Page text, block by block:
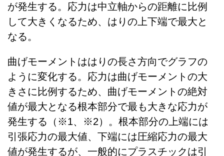
が発生する。応力は中立軸からの距離に比例
して大きくなるため、はりの上下端で最大と
なる。
曲げモーメントははりの長さ方向でグラフの
ように変化する。応力は曲げモーメントの大
きさに比例するため、曲げモーメントの絶対
値が最大となる根本部分で最も大きな応力が
発生する（※1、※2）。根本部分の上端には
引張応力の最大値、下端には圧縮応力の最大
値が発生するが、一般的にプラスチックは引